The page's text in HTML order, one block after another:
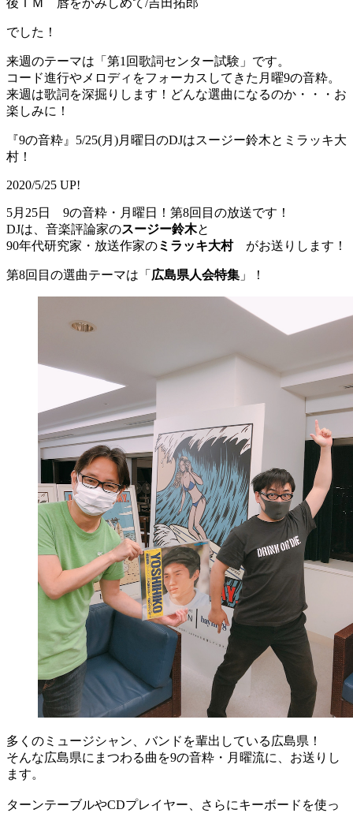
後ＴＭ 唇をかみしめて/吉田拓郎
でした！
来週のテーマは「第1回歌詞センター試験」です。
コード進行やメロディをフォーカスしてきた月曜9の音粋。
来週は歌詞を深掘りします！どんな選曲になるのか・・・お
楽しみに！
『9の音粋』5/25(月)月曜日のDJはスージー鈴木とミラッキ大
村！
2020/5/25 UP!
5月25日 9の音粋・月曜日！第8回目の放送です！
DJは、音楽評論家のスージー鈴木と
90年代研究家・放送作家のミラッキ大村がお送りします！
第8回目の選曲テーマは「 広島県人会特集 」！
多くのミュージシャン、バンドを輩出している広島県！
そんな広島県にまつわる曲を9の音粋・月曜流に、お送りし
ます。
ターンテーブルやCDプレイヤー、さらにキーボードを使っ